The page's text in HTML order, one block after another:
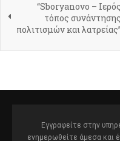
“Sboryanovo – Ιερός
τόπος συνάντησης
πολιτισμών και λατρείας”
Εγγραφείτε στην
ενημερωθείτε άμεσα και